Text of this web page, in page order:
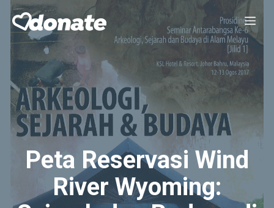
Skip
content
Peta Reservasi Wind
River Wyoming: